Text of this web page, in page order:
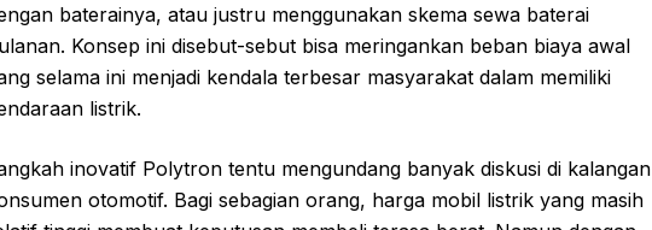
baterainya, atau justru menggunakan skema sewa baterai
Konsep ini disebut-sebut bisa meringankan beban biaya awal
selama ini menjadi kendala terbesar masyarakat dalam memiliki
listrik.
inovatif Polytron tentu mengundang banyak diskusi di kalangan
otomotif. Bagi sebagian orang, harga mobil listrik yang masih